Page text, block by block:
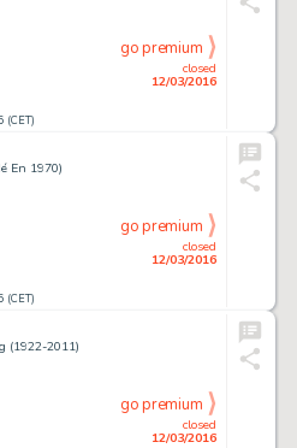
(CET)
closed
12/03/2016
go premium
En 1970)
(CET)
closed
12/03/2016
go premium
(1922-2011)
closed
12/03/2016
go premium